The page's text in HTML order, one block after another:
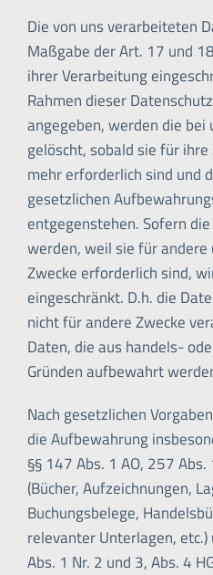
Die von uns verarbeiteten
Maßgabe der Art. 17 und
ihrer Verarbeitung
Rahmen dieser
angegeben, werden die
gelöscht, sobald sie für
mehr erforderlich sind und
gesetzlichen
entgegenstehen. Sofern
werden, weil sie für
Zwecke erforderlich sind,
eingeschränkt. D.h. die
nicht für andere Zwecke
Daten, die aus handels-
Gründen aufbewahrt
Nach gesetzlichen
die Aufbewahrung
§§ 147 Abs. 1 AO, 257
(Bücher, Aufzeichnungen,
Buchungsbelege,
relevanter Unterlagen,
Abs. 1 Nr. 2 und 3, Abs. 4